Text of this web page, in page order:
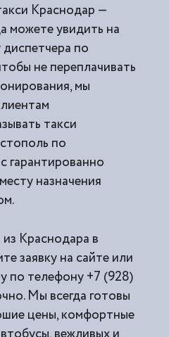
Краснодар —
можете увидить на
по
не переплачивать
мы
такси
по
гарантированно
назначения
Краснодара в
заявку на сайте или
по телефону +7 (928)
Мы всегда готовы
цены, комфортные